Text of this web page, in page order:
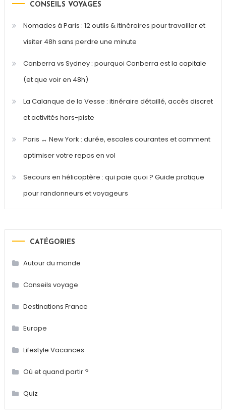
CONSEILS VOYAGES
Nomades à Paris : 12 outils & itinéraires pour travailler et
visiter 48h sans perdre une minute
Canberra vs Sydney : pourquoi Canberra est la capitale
(et que voir en 48h)
La Calanque de la Vesse : itinéraire détaillé, accès discret
et activités hors-piste
Paris ↔ New York : durée, escales courantes et comment
optimiser votre repos en vol
Secours en hélicoptère : qui paie quoi ? Guide pratique
pour randonneurs et voyageurs
CATÉGORIES
Autour du monde
Conseils voyage
Destinations France
Europe
Lifestyle Vacances
Où et quand partir ?
Quiz